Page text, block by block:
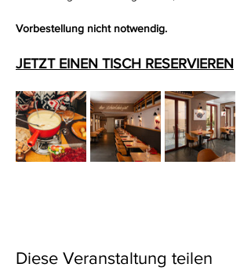
Vorbestellung nicht notwendig.
JETZT EINEN TISCH RESERVIEREN
Diese Veranstaltung teilen